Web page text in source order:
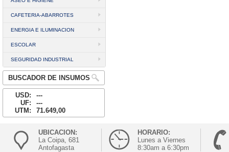
CAFETERIA-ABARROTES
ENERGIA E ILUMINACION
ESCOLAR
SEGURIDAD INDUSTRIAL
BUSCADOR DE INSUMOS
USD:
---
UF:
---
UTM:
71.649,00
UBICACION:
La Coipa, 681
Antofagasta
HORARIO:
Lunes a Viernes
8:30am a 6:30pm